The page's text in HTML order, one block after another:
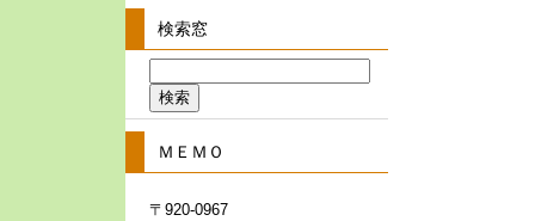
検索窓
ＭＥＭＯ
〒920-0967